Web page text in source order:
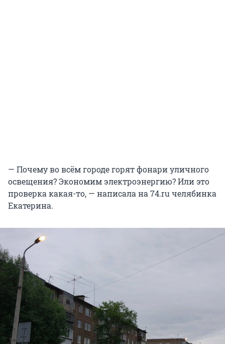
— Почему во всём городе горят фонари уличного
освещения? Экономим электроэнергию? Или это
проверка какая-то, — написала на 74.ru челябинка
Екатерина.